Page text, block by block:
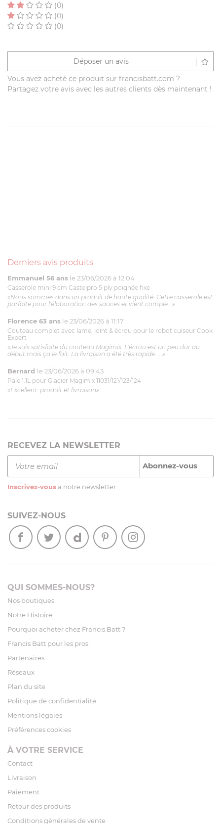
(0)
(0)
(0)
Déposer un avis
Vous avez acheté ce produit sur francisbatt.com ?
Partagez votre avis avec les autres clients dès maintenant !
Derniers avis produits
Emmanuel 56 ans le 23/06/2026 à 12:04
Casserole mini 9 cm Castelpro 5 ply poignée fixe
«Nous sommes dans un produit de haute qualité. Cette casserole est
parfaite pour l'élaboration des sauces et vient complé...»
Florence 63 ans le 23/06/2026 à 11:17
Couteau complet avec lame, joint & écrou pour le robot cuiseur Cook
Expert
«Je suis satisfaite du couteau Magimix. L'écrou est un peu dur au
début mais ça le fait. La livraison a été très rapide. ...»
Bernard le 23/06/2026 à 09:43
Pale 1.1L pour Glacier Magimix 11031/121/123/124
«Excellent: produit et livraison»
RECEVEZ LA NEWSLETTER
Inscrivez-vous à notre newsletter
SUIVEZ-NOUS
QUI SOMMES-NOUS?
Nos boutiques
Notre Histoire
Pourquoi acheter chez Francis Batt ?
Francis Batt pour les pros
Partenaires
Réseaux
Plan du site
Politique de confidentialité
Mentions légales
Préférences cookies
À VOTRE SERVICE
Contact
Livraison
Paiement
Retour des produits
Conditions générales de vente